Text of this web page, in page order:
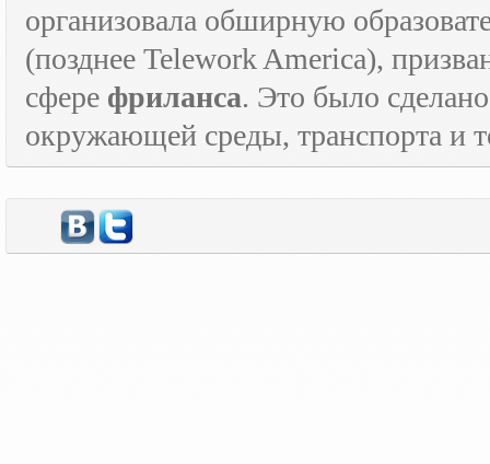
организовала обширную
(позднее Telework America),
сфере фриланса. Это было
окружающей среды, транспорта и